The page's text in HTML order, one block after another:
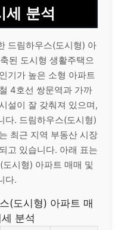
세 분석
드림하우스(도시형) 아
된 도시형 생활주택으
기가 높은 소형 아파트
4호선 쌍문역과 가까
설이 잘 갖춰져 있으며,
다. 드림하우스(도시형)
최근 지역 부동산 시장
고 있습니다. 아래 표는
시형) 아파트 매매 및
다.
(도시형) 아파트 매
분석